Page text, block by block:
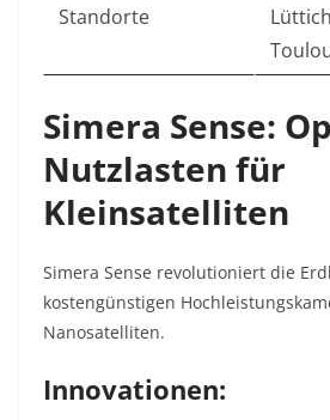
Standorte
Simera Sense:
Nutzlasten für
Kleinsatelliten
Simera Sense revolutioniert die
kostengünstigen
Nanosatelliten.
Innovationen: